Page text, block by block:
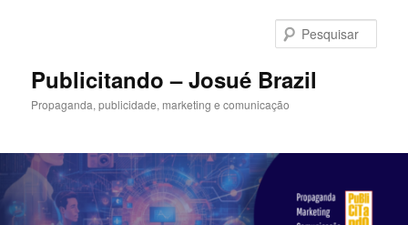
principalPublicitando – Josué Brazil
Propaganda, publicidade, marketing e comunicação